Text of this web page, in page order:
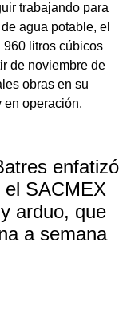
trabajando para
agua potable, el
litros cúbicos
de noviembre de
obras en su
en operación.
enfatizó
SACMEX
arduo, que
a semana